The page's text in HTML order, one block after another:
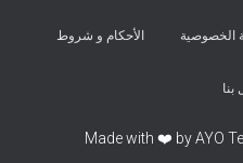
الخصوصية الأحكام و شروط
بنا